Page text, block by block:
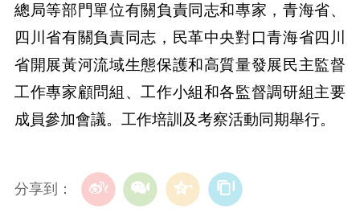
總局等部門單位有關負責同志和專家，青海省、
四川省有關負責同志，民革中央對口青海省四川
省開展黃河流域生態保護和高質量發展民主監督
工作專家顧問組、工作小組和各監督調研組主要
成員參加會議。工作培訓及考察活動同期舉行。
分享到：